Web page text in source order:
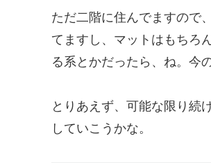
ただ二階に住んでますので
てますし、マットはもちろ
る系とかだったら、ね。今
とりあえず、可能な限り続
していこうかな。